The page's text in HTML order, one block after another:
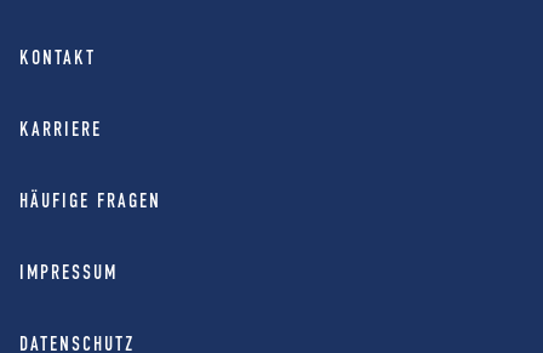
KONTAKT
KARRIERE
HÄUFIGE FRAGEN
IMPRESSUM
DATENSCHUTZ